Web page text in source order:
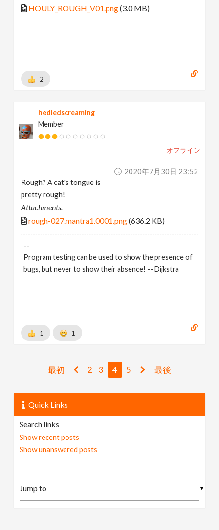
HOULY_ROUGH_V01.png(3.0 MB)
2
hediedscreaming
Member
オフライン
2020年7月30日 23:52
Rough? A cat's tongue is
pretty rough!
Attachments:
rough-027.mantra1.0001.png(636.2 KB)
--
Program testing can be used to show the presence of
bugs, but never to show their absence! -- Dijkstra
1 1
最初 2 3 4 5 最後
Quick Links
Search links
Show recent posts
Show unanswered posts
▼